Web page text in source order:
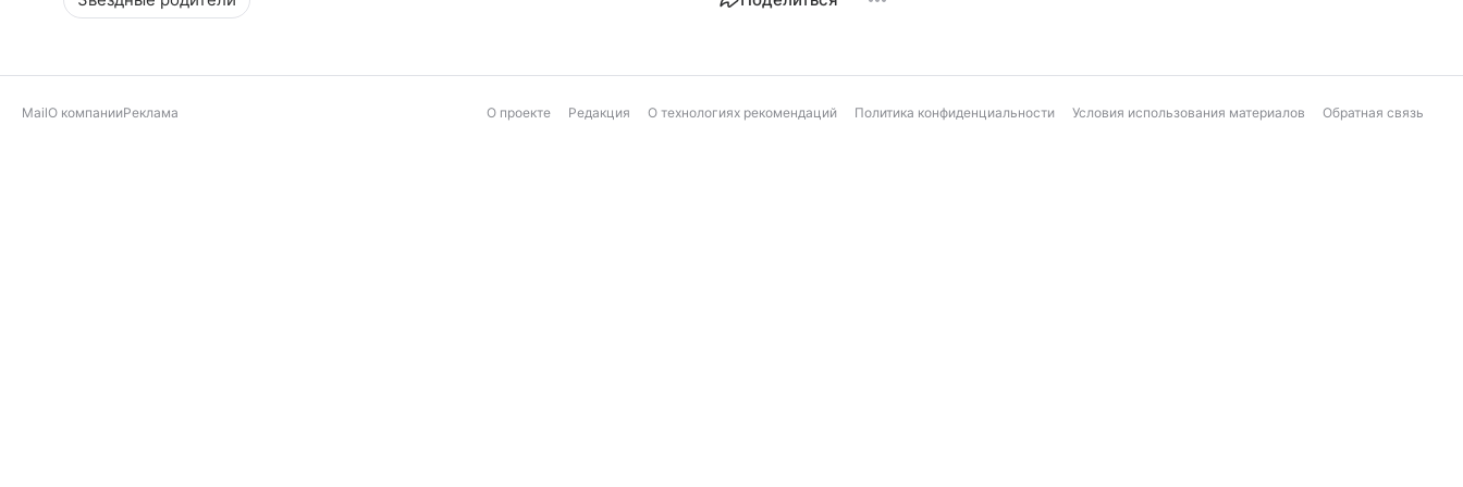
MailО компанииРеклама О проекте Редакция О технологиях рекомендаций Политика конфиденциальности Условия использования материалов Обратная связь